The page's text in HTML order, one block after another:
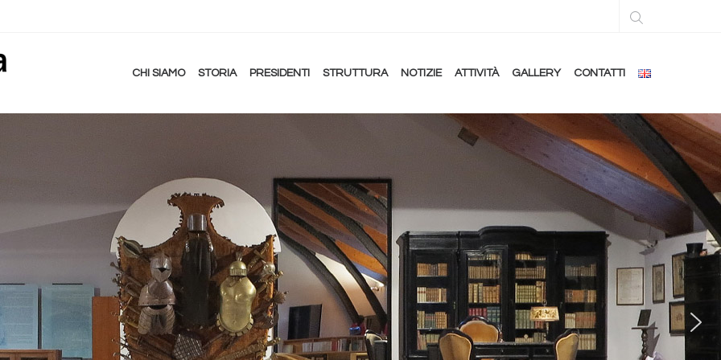
CHI SIAMO STORIA PRESIDENTI STRUTTURA NOTIZIE ATTIVITÀ GALLERY CONTATTI
LA